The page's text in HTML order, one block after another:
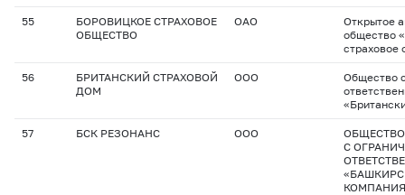
55
БОРОВИЦКОЕ СТРАХОВОЕ
ОБЩЕСТВО
ОАО
Открытое
общество
страховое
56
БРИТАНСКИЙ СТРАХОВОЙ
ДОМ
ООО
Общество
57 БСК РЕЗОНАНС ООО
ОБЩЕСТВО
С